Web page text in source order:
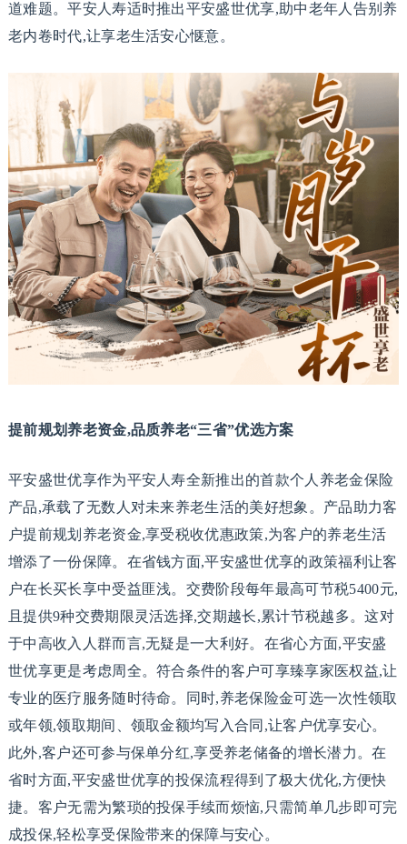
道难题。平安人寿适时推出平安盛世优享,助中老年人告别养
老内卷时代,让享老生活安心惬意。
提前规划养老资金,品质养老“三省”优选方案
平安盛世优享作为平安人寿全新推出的首款个人养老金保险
产品,承载了无数人对未来养老生活的美好想象。产品助力客
户提前规划养老资金,享受税收优惠政策,为客户的养老生活
增添了一份保障。在省钱方面,平安盛世优享的政策福利让客
户在长买长享中受益匪浅。交费阶段每年最高可节税5400元,
且提供9种交费期限灵活选择,交期越长,累计节税越多。这对
于中高收入人群而言,无疑是一大利好。在省心方面,平安盛
世优享更是考虑周全。符合条件的客户可享臻享家医权益,让
专业的医疗服务随时待命。同时,养老保险金可选一次性领取
或年领,领取期间、领取金额均写入合同,让客户优享安心。
此外,客户还可参与保单分红,享受养老储备的增长潜力。在
省时方面,平安盛世优享的投保流程得到了极大优化,方便快
捷。客户无需为繁琐的投保手续而烦恼,只需简单几步即可完
成投保,轻松享受保险带来的保障与安心。